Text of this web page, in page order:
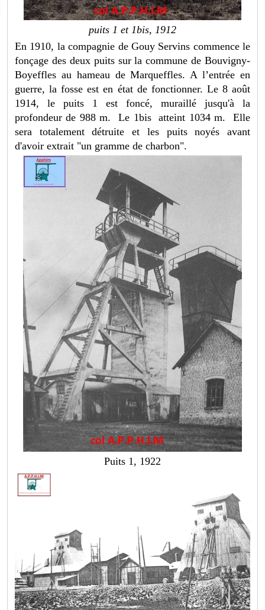
puits 1 et 1bis, 1912
En 1910, la compagnie de Gouy Servins commence le
fonçage des deux puits sur la commune de Bouvigny-
Boyeffles au hameau de Marqueffles. A l’entrée en
guerre, la fosse est en état de fonctionner. Le 8 août
1914, le puits 1 est foncé, muraillé jusqu'à la
profondeur de 988 m. Le 1bis atteint 1034 m. Elle
sera totalement détruite et les puits noyés avant
d'avoir extrait "un gramme de charbon".
Puits 1, 1922